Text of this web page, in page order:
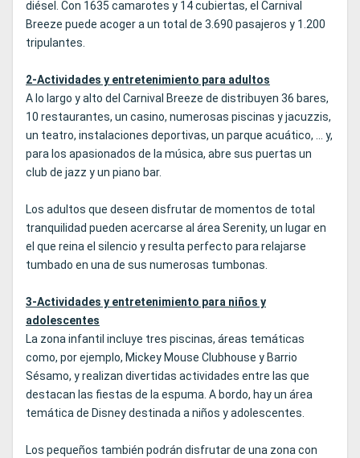
diésel. Con 1635 camarotes y 14 cubiertas, el Carnival
Breeze puede acoger a un total de 3.690 pasajeros y 1.200
tripulantes.
2-Actividades y entretenimiento para adultos
A lo largo y alto del Carnival Breeze de distribuyen 36 bares,
10 restaurantes, un casino, numerosas piscinas y jacuzzis,
un teatro, instalaciones deportivas, un parque acuático, ... y,
para los apasionados de la música, abre sus puertas un
club de jazz y un piano bar.
Los adultos que deseen disfrutar de momentos de total
tranquilidad pueden acercarse al área Serenity, un lugar en
el que reina el silencio y resulta perfecto para relajarse
tumbado en una de sus numerosas tumbonas.
3-Actividades y entretenimiento para niños y
adolescentes
La zona infantil incluye tres piscinas, áreas temáticas
como, por ejemplo, Mickey Mouse Clubhouse y Barrio
Sésamo, y realizan divertidas actividades entre las que
destacan las fiestas de la espuma. A bordo, hay un área
temática de Disney destinada a niños y adolescentes.
Los pequeños también podrán disfrutar de una zona con